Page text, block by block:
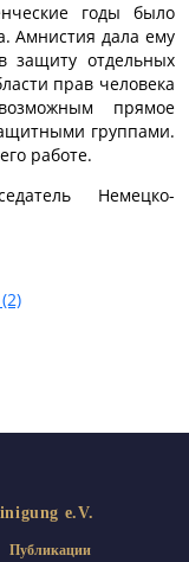
годы было
Амнистия дала ему
защиту отдельных
прав человека
прямое
группами.
работе.
Немецко-
e.V.
Публикации